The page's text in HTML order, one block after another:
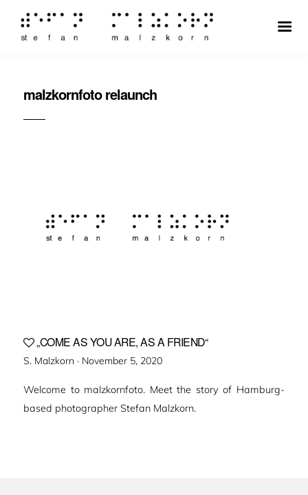
malzkornfoto relaunch
„COME AS YOU ARE, AS A FRIEND“
S. Malzkorn · Veröffentlicht
November 5, 2020
Welcome to malzkornfoto. Meet the story of Hamburg-
based photographer Stefan Malzkorn.